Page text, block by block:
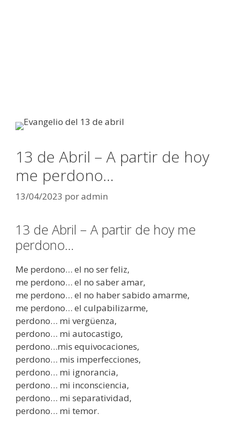
13 de Abril – A partir de hoy
me perdono…
13/04/2023 poradmin
13 de Abril – A partir de hoy me
perdono…
Me perdono… el no ser feliz,
me perdono… el no saber amar,
me perdono… el no haber sabido amarme,
me perdono… el culpabilizarme,
perdono… mi vergüenza,
perdono… mi autocastigo,
perdono…mis equivocaciones,
perdono… mis imperfecciones,
perdono… mi ignorancia,
perdono… mi inconsciencia,
perdono… mi separatividad,
perdono… mi temor.